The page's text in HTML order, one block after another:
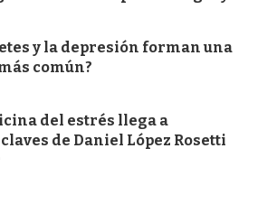
y la depresión forman una
común?
del estrés llega a
de Daniel López Rosetti